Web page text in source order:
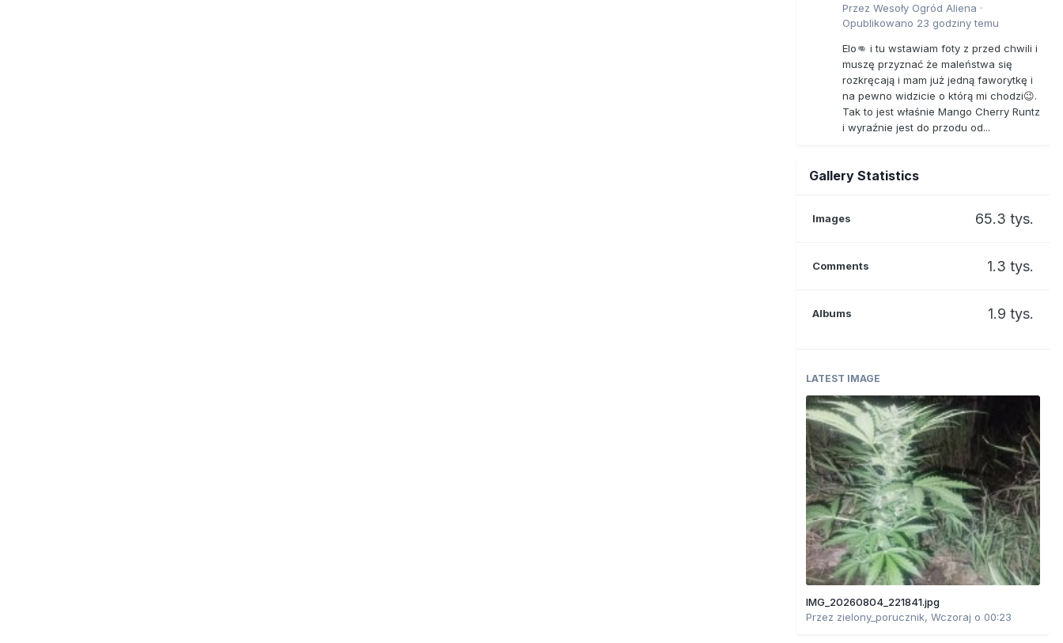
Przez Wesoły Ogród Aliena ·
Opublikowano 23 godziny temu
Elo👊 i tu wstawiam foty z przed chwili i
muszę przyznać że maleństwa się
rozkręcają i mam już jedną faworytkę i
na pewno widzicie o którą mi chodzi😉.
Tak to jest właśnie Mango Cherry Runtz
i wyraźnie jest do przodu od...
Gallery Statistics
Images 65.3 tys.
Comments 1.3 tys.
Albums 1.9 tys.
LATEST IMAGE
IMG_20260804_221841.jpg
Przez zielony_porucznik, Wczoraj o 00:23